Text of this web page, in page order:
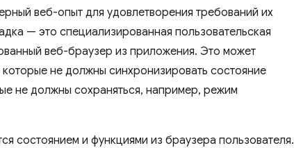
веб-опыт для удовлетворения требований их
— это специализированная пользовательская
веб-браузер из приложения. Это может
которые не должны синхронизировать состояние
не должны сохраняться, например, режим
состоянием и функциями из браузера пользователя.